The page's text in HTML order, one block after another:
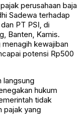
perusahaan baja
Sadewa terhadap
PT PSI, di
Banten, Kamis.
kewajiban
potensi Rp500
langsung
hukum
tidak
pajak yang